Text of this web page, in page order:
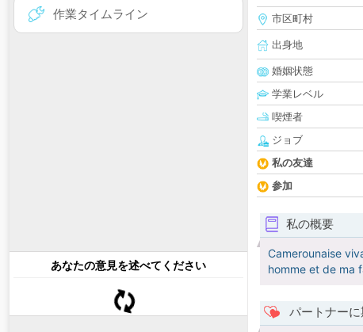
作業タイムライン
あなたの意見を述べてください
市区町村
出身地
婚姻状態
学業レベル
喫煙者
ジョブ
私の友達
参加
私の概要
Camerounaise
homme et de ma
パートナー